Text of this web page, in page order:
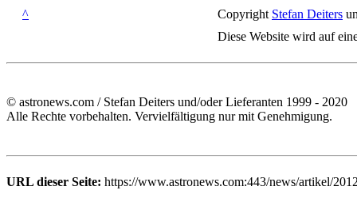
^ Copyright Stefan Deiters
Diese Website wird auf
© astronews.com / Stefan Deiters und/oder Lieferanten 1999 - 2020
Alle Rechte vorbehalten. Vervielfältigung nur mit Genehmigung.
URL dieser Seite: https://www.astronews.com:443/news/artikel/